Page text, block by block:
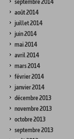
septembre 2014
août 2014
juillet 2014
juin 2014
mai 2014
avril 2014
mars 2014
février 2014
janvier 2014
décembre 2013
novembre 2013
octobre 2013
septembre 2013